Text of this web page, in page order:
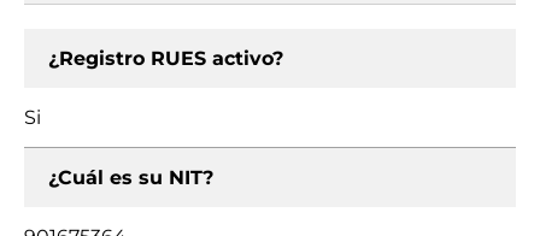
¿Registro RUES activo?
Si
¿Cuál es su NIT?